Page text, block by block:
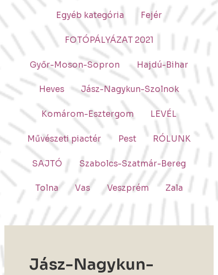
Egyéb kategória Fejér
FOTÓPÁLYÁZAT 2021
Győr-Moson-Sopron Hajdú-Bihar
Heves Jász-Nagykun-Szolnok
Komárom-Esztergom LEVÉL
Művészeti piactér Pest RÓLUNK
SAJTÓ Szabolcs-Szatmár-Bereg
Tolna Vas Veszprém Zala
Jász-Nagykun-